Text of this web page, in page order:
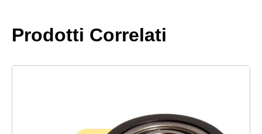
Prodotti Correlati